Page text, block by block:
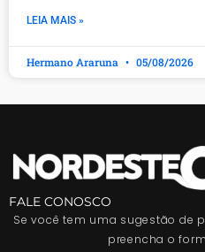
LEIA MAIS »
Hermano Araruna 05/08/2026
FALE CONOSCO
Se você tem uma sugestão de
preencha o